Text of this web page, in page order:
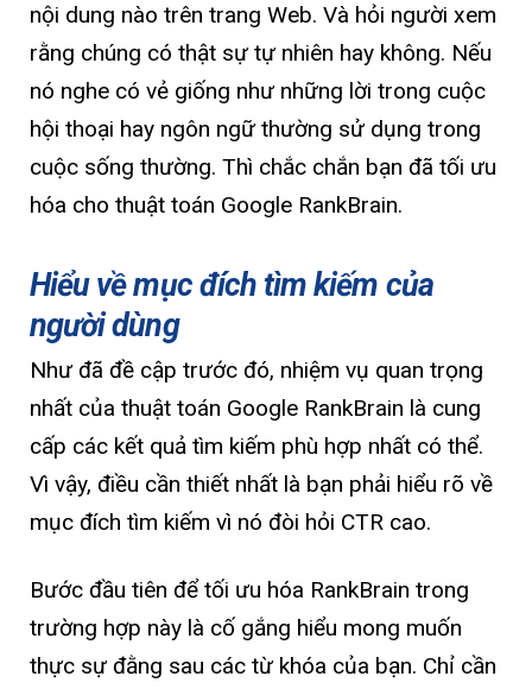
nội dung nào trên trang Web. Và hỏi người xem
rằng chúng có thật sự tự nhiên hay không. Nếu
nó nghe có vẻ giống như những lời trong cuộc
hội thoại hay ngôn ngữ thường sử dụng trong
cuộc sống thường. Thì chắc chắn bạn đã tối ưu
hóa cho thuật toán Google RankBrain.
Hiểu về mục đích tìm kiếm của
người dùng
Như đã đề cập trước đó, nhiệm vụ quan trọng
nhất của thuật toán Google RankBrain là cung
cấp các kết quả tìm kiếm phù hợp nhất có thể.
Vì vậy, điều cần thiết nhất là bạn phải hiểu rõ về
mục đích tìm kiếm vì nó đòi hỏi CTR cao.
Bước đầu tiên để tối ưu hóa RankBrain trong
trường hợp này là cố gắng hiểu mong muốn
thực sự đằng sau các từ khóa của bạn. Chỉ cần